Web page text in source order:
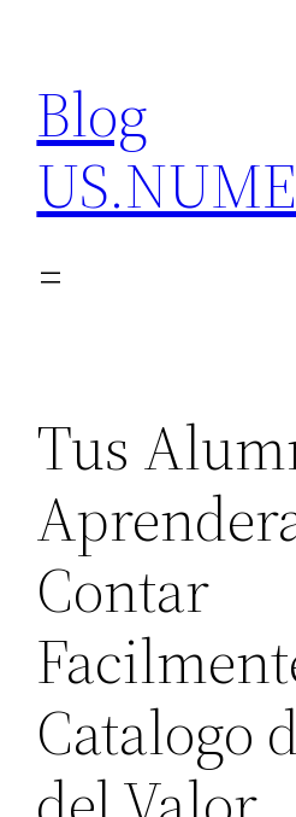
content
Blog
Tus
Contar
Catalogo